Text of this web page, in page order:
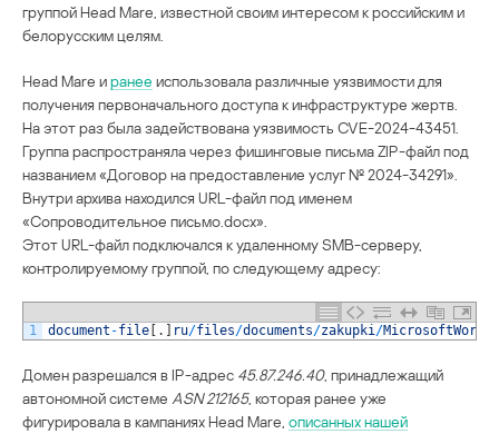
группой Head Mare, известной своим интересом к российским и
белорусским целям.
Head Mare иранее использовала различные уязвимости для
получения первоначального доступа к инфраструктуре жертв.
На этот раз была задействована уязвимость CVE-2024-43451.
Группа распространяла через фишинговые письма ZIP-файл под
названием «Договор на предоставление услуг № 2024-34291».
Внутри архива находился URL-файл под именем
«Сопроводительное письмо.docx».
Этот URL-файл подключался к удаленному SMB-серверу,
контролируемому группой, по следующему адресу:
1 document -file [ . ] ru/files/documents/zakupki /MicrosoftWord
Домен разрешался в IP-адрес 45.87.246.40, принадлежащий
автономной системе ASN 212165, которая ранее уже
фигурировала в кампаниях Head Mare, описанных нашей